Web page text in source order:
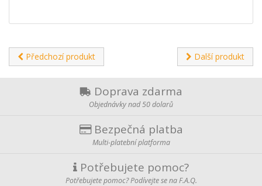
Předchozí produkt Další produkt
Doprava zdarma
Objednávky nad 50 dolarů
Bezpečná platba
Multi-platební platforma
Potřebujete pomoc?
Potřebujete pomoc? Podívejte se na F.A.Q.